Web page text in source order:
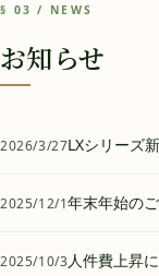
§ 03 / NEWS
お知らせ
2026/3/27LXシリーズ
2025/12/1年末年始の
2025/10/3人件費上昇